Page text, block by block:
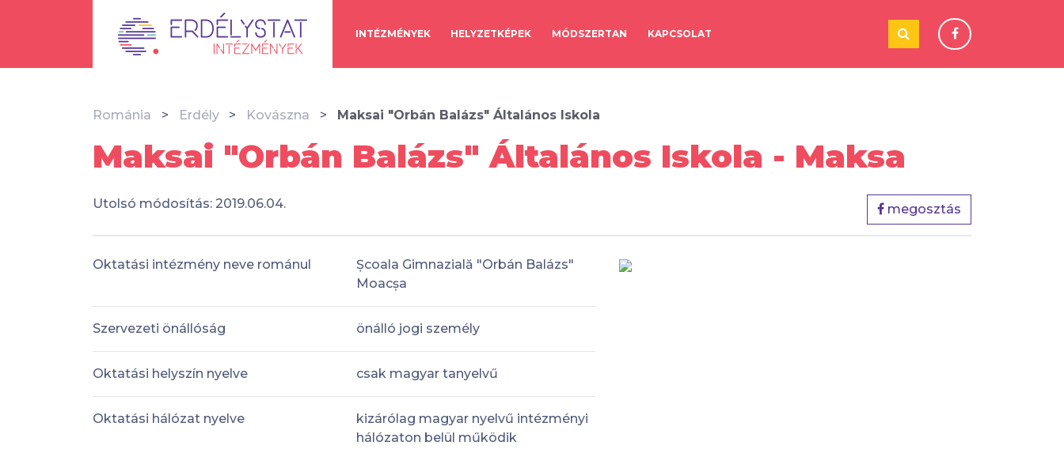
INTÉZMÉNYEK HELYZETKÉPEK MÓDSZERTAN KAPCSOLAT
Románia Erdély Kovászna Maksai "Orbán Balázs" Általános Iskola
Maksai "Orbán Balázs" Általános Iskola - Maksa
Utolsó módosítás: 2019.06.04. megosztás
Oktatási intézmény neve románul
Școala Gimnazială "Orbán Balázs"
Moacșa
Szervezeti önállóság önálló jogi személy
Oktatási helyszín nyelve csak magyar tanyelvű
Oktatási hálózat nyelve
kizárólag magyar nyelvű intézményi
hálózaton belül működik